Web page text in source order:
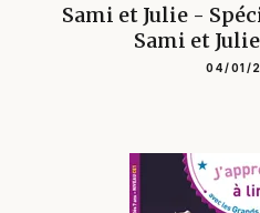
Sami et Julie -
Sami et
04/01/